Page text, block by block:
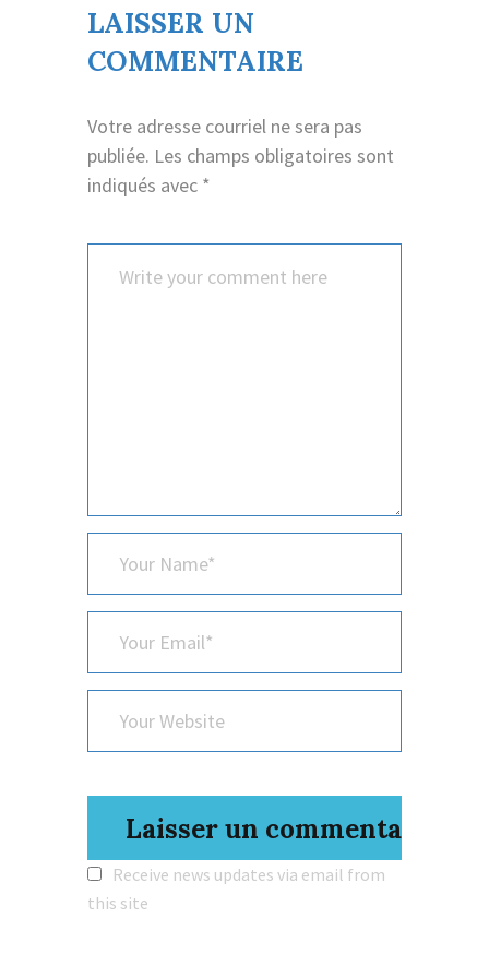
LAISSER UN
COMMENTAIRE
Votre adresse courriel ne sera pas
publiée. Les champs obligatoires sont
indiqués avec *
Name
Email
Website
Receive news updates via email from
this site